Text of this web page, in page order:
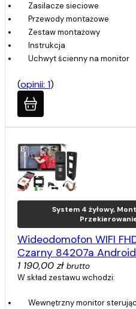
Zasilacze sieciowe
Przewody montażowe
Zestaw montażowy
Instrukcja
Uchwyt ścienny na monitor
(opinii: 1)
System 4 żyłowy,
Wideodomofon WIFI
Czarny 84207a
1 190,00 zł brutto
W skład zestawu wchodzi:
Wewnętrzny monitor